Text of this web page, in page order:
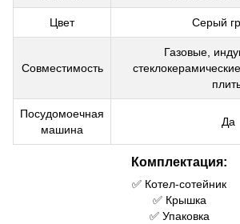
Цвет Серый
Совместимость
Газовые,
Посудомоечная
машина
Да
Комплектация:
✅ Котел-сотейник
✅ Крышка
✅ Упаковка